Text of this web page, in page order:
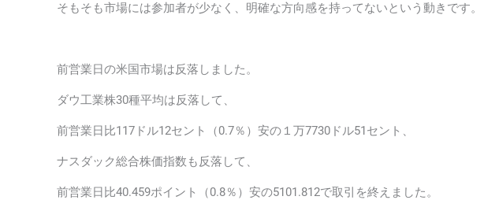
そもそも市場には参加者が少なく、明確な方向感を持ってないという動きです。
前営業日の米国市場は反落しました。
ダウ工業株30種平均は反落して、
前営業日比117ドル12セント（0.7％）安の１万7730ドル51セント、
ナスダック総合株価指数も反落して、
前営業日比40.459ポイント（0.8％）安の5101.812で取引を終えました。